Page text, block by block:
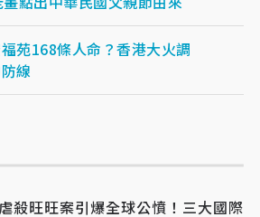
苑168條人命？香港大火調
線
虐殺旺旺案引爆全球公憤！三大國際